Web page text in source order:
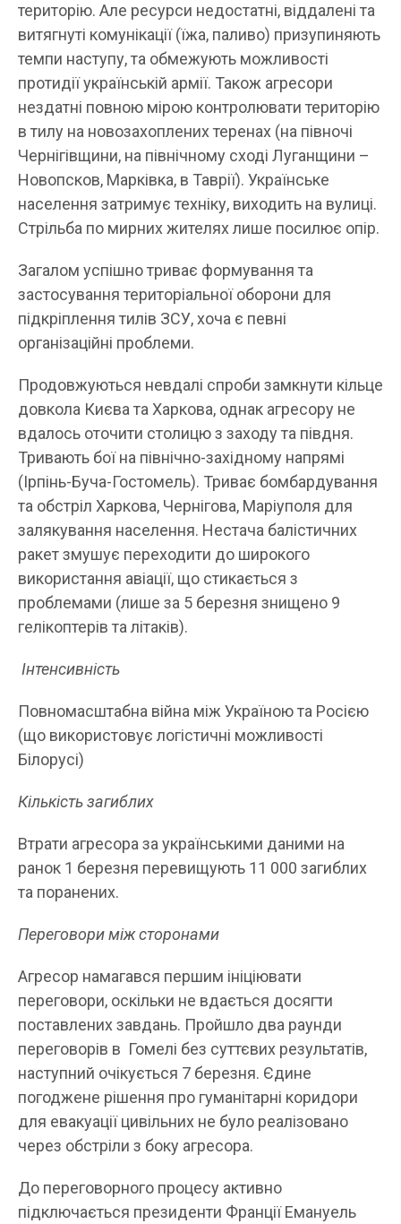
територію. Але ресурси недостатні, віддалені та
витягнуті комунікації (їжа, паливо) призупиняють
темпи наступу, та обмежують можливості
протидії українській армії. Також агресори
нездатні повною мірою контролювати територію
в тилу на новозахоплених теренах (на півночі
Чернігівщини, на північному сході Луганщини –
Новопсков, Марківка, в Таврії). Українське
населення затримує техніку, виходить на вулиці.
Стрільба по мирних жителях лише посилює опір.
Загалом успішно триває формування та
застосування територіальної оборони для
підкріплення тилів ЗСУ, хоча є певні
організаційні проблеми.
Продовжуються невдалі спроби замкнути кільце
довкола Києва та Харкова, однак агресору не
вдалось оточити столицю з заходу та півдня.
Тривають бої на північно-західному напрямі
(Ірпінь-Буча-Гостомель). Триває бомбардування
та обстріл Харкова, Чернігова, Маріуполя для
залякування населення. Нестача балістичних
ракет змушує переходити до широкого
використання авіації, що стикається з
проблемами (лише за 5 березня знищено 9
гелікоптерів та літаків).
Інтенсивність
Повномасштабна війна між Україною та Росією
(що використовує логістичні можливості
Білорусі)
Кількість загиблих
Втрати агресора за українськими даними на
ранок 1 березня перевищують 11 000 загиблих
та поранених.
Переговори між сторонами
Агресор намагався першим ініціювати
переговори, оскільки не вдається досягти
поставлених завдань. Пройшло два раунди
переговорів в Гомелі без суттєвих результатів,
наступний очікується 7 березня. Єдине
погоджене рішення про гуманітарні коридори
для евакуації цивільних не було реалізовано
через обстріли з боку агресора.
До переговорного процесу активно
підключається президенти Франції Емануель